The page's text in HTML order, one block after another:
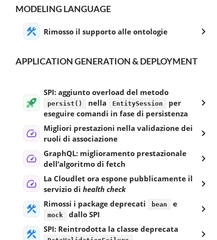
MODELING LANGUAGE
Rimosso il supporto alle ontologie
APPLICATION GENERATION & DEPLOYMENT
SPI: aggiunto overload del metodo
persist() nella EntitySession
per
eseguire comandi in fase di persistenza
Migliori prestazioni nella validazione dei
ruoli di associazione
GraphQL: miglioramento prestazionale
dell’algoritmo di fetch
La Cloudlet ora espone pubblicamente il
servizio di health check
Rimossi i package deprecati
bean e
mock
dallo SPI
SPI: Reintrodotta la classe deprecata